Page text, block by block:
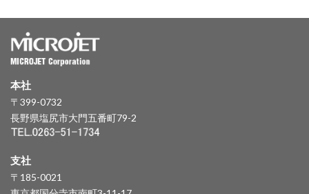
本社
〒399-0732
長野県塩尻市大門五番町79-2
支社
〒185-0021